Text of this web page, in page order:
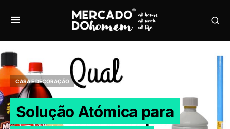
CASA E DECORAÇÃO
Solução Atómica para